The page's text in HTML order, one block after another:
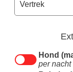
Hond
per nacht